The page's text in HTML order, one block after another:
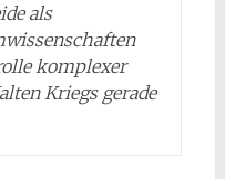
als
komplexer
Kriegs gerade